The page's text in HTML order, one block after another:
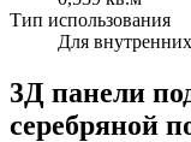
Тип использования
Для
3Д панели
серебряной